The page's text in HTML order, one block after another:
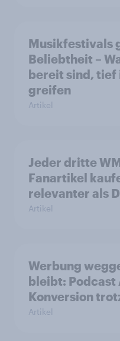
Musikfestivals
Beliebtheit –
bereit sind, tief
greifen
Artikel
Jeder dritte
Fanartikel
relevanter als
Artikel
Werbung
bleibt: Podcast
Konversion
Artikel